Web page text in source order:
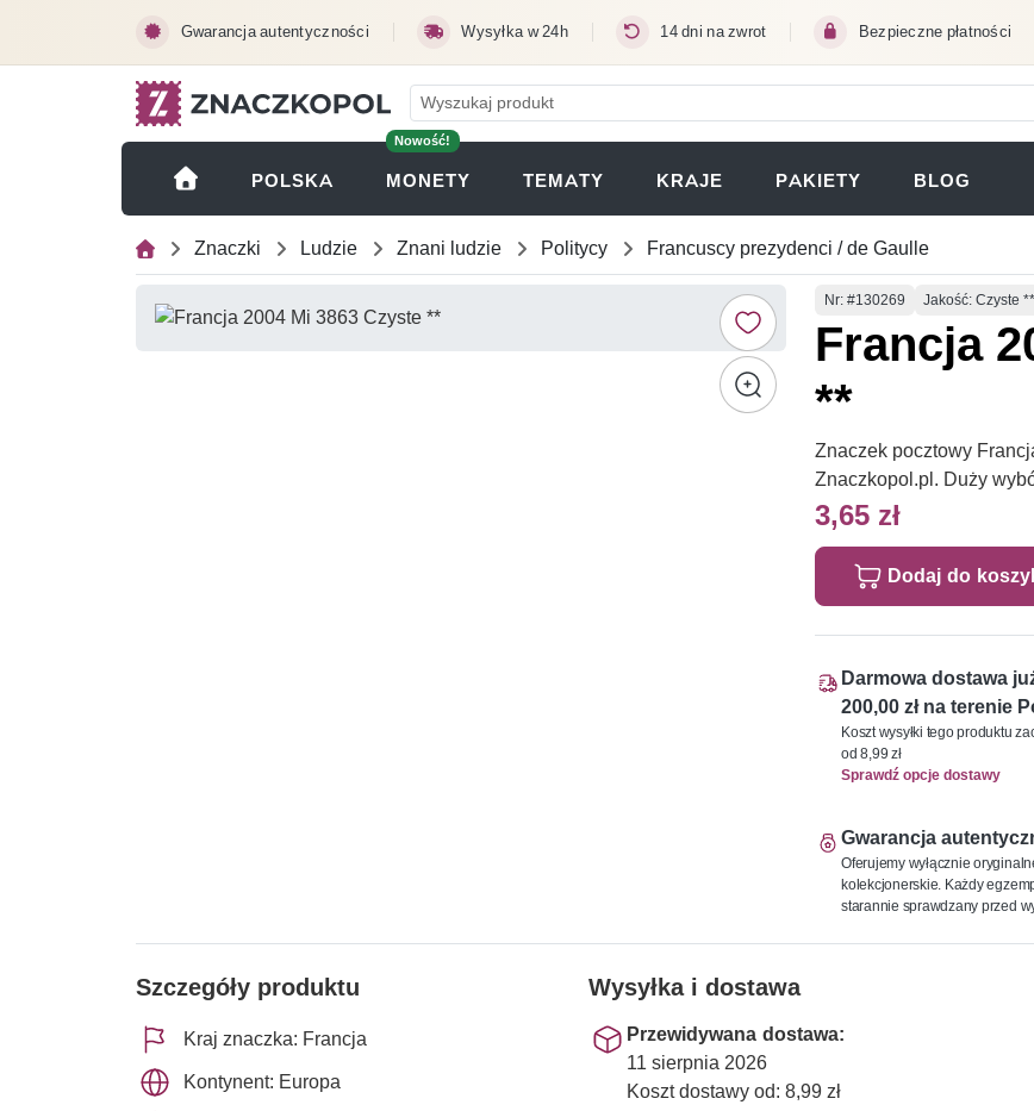
Gwarancja autentyczności Wysyłka w 24h 14 dni na zwrot Bezpieczne płatności
POLSKA
Nowość!
MONETY (OTWIERA SIĘ W NOWEJ KARCIE)
TEMATY KRAJE PAKIETY BLOG
Znaczki Ludzie Znani ludzie Politycy Francuscy prezydenci / de Gaulle
Numer
Nr: #130269 Jakość: Czyste **
Francja
**
Znaczek pocztowy
Znaczkopol.pl. Duży
3,65 zł
Dodaj do
Darmowa dostawa
200,00 zł na terenie
Koszt wysyłki tego produktu
od 8,99 zł
Sprawdź opcje dostawy
Gwarancja
Oferujemy wyłącznie
kolekcjonerskie. Każdy
starannie sprawdzany przed
Szczegóły produktu
Kraj znaczka: Francja
Kontynent: Europa
Wysyłka i dostawa
Przewidywana dostawa:
11 sierpnia 2026
Koszt dostawy od: 8,99 zł